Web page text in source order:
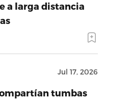
a larga distancia
Jul 17, 2026
tumbas